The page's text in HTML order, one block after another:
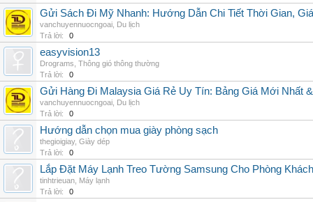
Gửi Sách Đi Mỹ Nhanh: Hướng Dẫn Chi Tiết Thời Gian,
vanchuyennuocngoai Du lịch
Trả lời:
0
easyvision13
Drograms Thông gió thông thường
Trả lời:
0
Gửi Hàng Đi Malaysia Giá Rẻ Uy Tín: Bảng Giá Mới Nhất
vanchuyennuocngoai Du lịch
Trả lời:
0
Hướng dẫn chọn mua giày phòng sạch
thegioigiay, Giày dép
Trả lời:
0
Lắp Đặt Máy Lạnh Treo Tường Samsung Cho Phòng Khách
tinhtrieuan Máy lạnh
Trả lời:
0